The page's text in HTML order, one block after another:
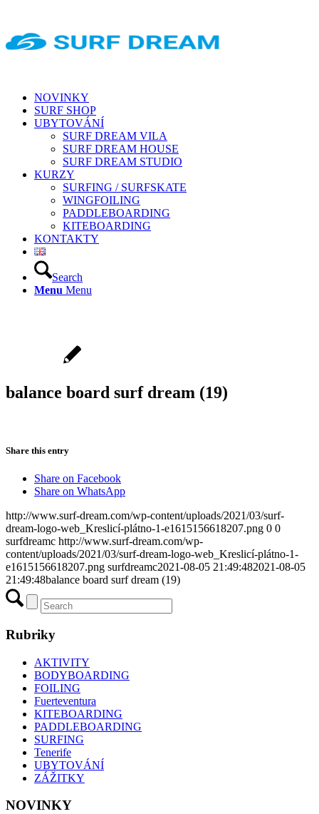
NOVINKY
SURF SHOP
UBYTOVÁNÍ
SURF DREAM VILA
SURF DREAM HOUSE
SURF DREAM STUDIO
KURZY
SURFING / SURFSKATE
WINGFOILING
PADDLEBOARDING
KITEBOARDING
KONTAKTY
Search
Menu Menu
balance board surf dream (19)
Share this entry
Share on Facebook
Share on WhatsApp
http://www.surf-dream.com/wp-content/uploads/2021/03/surf-
dream-logo-web_Kreslicí-plátno-1-e1615156618207.png 0 0
surfdreamc http://www.surf-dream.com/wp-
content/uploads/2021/03/surf-dream-logo-web_Kreslicí-plátno-1-
e1615156618207.png surfdreamc2021-08-05 21:49:482021-08-05
21:49:48balance board surf dream (19)
Rubriky
AKTIVITY
BODYBOARDING
FOILING
Fuerteventura
KITEBOARDING
PADDLEBOARDING
SURFING
Tenerife
UBYTOVÁNÍ
ZÁŽITKY
NOVINKY